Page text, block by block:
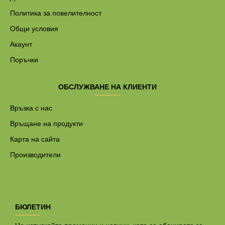
Политика за повелителност
Общи условия
Акаунт
Поръчки
ОБСЛУЖВАНЕ НА КЛИЕНТИ
Връзка с нас
Връщане на продукти
Карта на сайта
Производители
БЮЛЕТИН